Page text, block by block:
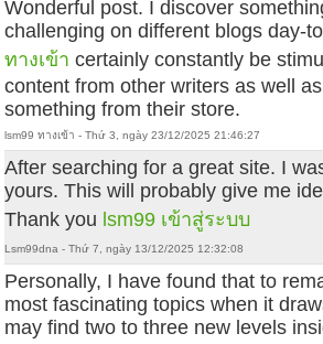
Wonderful post. I discover
challenging on different blogs day-
ทางเข้า certainly constantly be
content from other writers as well
something from their store.
lsm99 ทางเข้า - Thứ 3, ngày 23/12/2025 21:46:27
After searching for a great site. I
yours. This will probably give me
Thank you lsm99 เข้าสู่ระบบ
Lsm99dna - Thứ 7, ngày 13/12/2025 12:32:08
Personally, I have found that to
most fascinating topics when it
may find two to three new levels